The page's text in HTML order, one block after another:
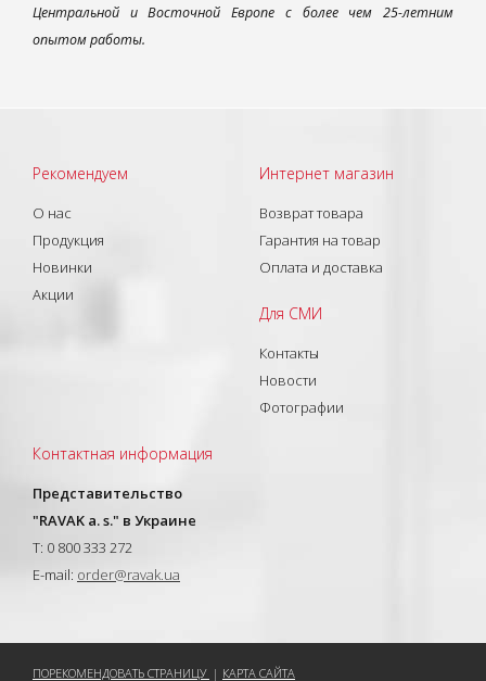
Центральной и Восточной Европе с более чем 25-летним
опытом работы.
Рекомендуем
О нас
Продукция
Новинки
Акции
Интернет магазин
Возврат товара
Гарантия на товар
Оплата и доставка
Для СМИ
Контакты
Новости
Фотографии
Контактная информация
Представительство
"RAVAK a. s." в Украине
T: 0 800 333 272
E-mail: order@ravak.ua
ПОРЕКОМЕНДОВАТЬ СТРАНИЦУ | КАРТА САЙТА